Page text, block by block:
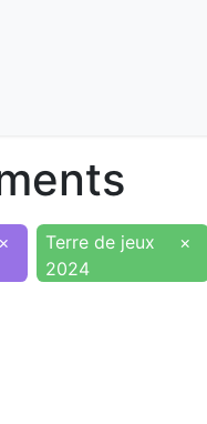
×
Terre de jeux
2024
×